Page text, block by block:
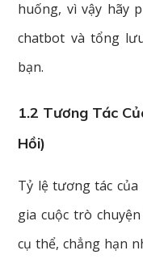
huống, vì vậy hãy
chatbot và tổng
bạn.
1.2 Tương Tác
Hồi)
Tỷ lệ tương tác
gia cuộc trò
cụ thể, chẳng hạn